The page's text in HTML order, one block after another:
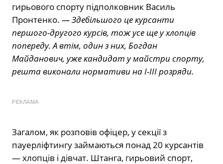
гирьового спорту підполковник Василь
Пронтенко. — Здебільшого це курсанти
першого-другого курсів, тож усе ще у хлопців
попереду. А втім, один з них, Богдан
Майданович, уже кандидат у майстри спорту,
решта виконали нормативи на I-III розряди.
РЕКЛАМА
Загалом, як розповів офіцер, у секції з
пауерліфтингу займаються понад 20 курсантів
— хлопців і дівчат. Штанга, гирьовий спорт,